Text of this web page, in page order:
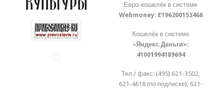
Евро-кошелёк в системе
Webmoney: E196200153466
Кошелёк в системе
«Яндекс.Деньги»:
41001994189694
Тел./ факс: (495) 621-3502,
621-4618 (по подписке), 621-